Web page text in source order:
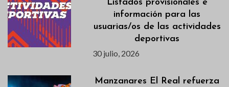
Listados provisionales e
información para las
usuarias/os de las actividades
deportivas
30 julio, 2026
Manzanares El Real refuerza